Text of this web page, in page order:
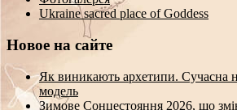
Ukraine sacred place of Goddess
Новое на сайте
Як виникають архетипи. Сучасна
модель
Зимове Сонцестояння 2026, що